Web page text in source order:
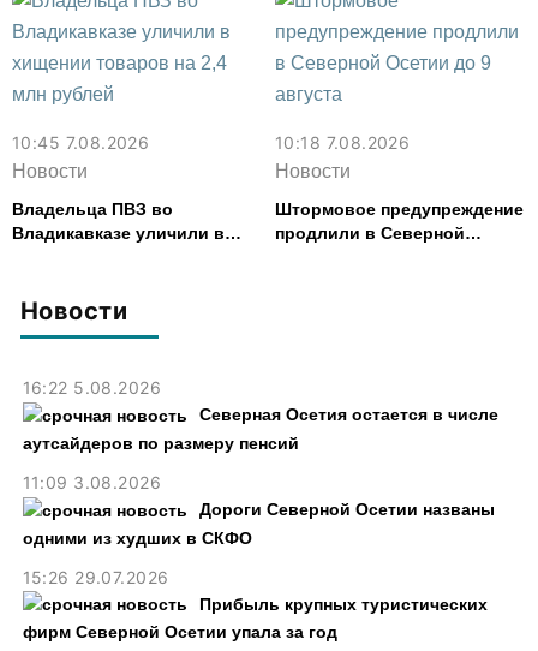
Новости
16:22 5.08.2026
Северная Осетия остается в числе
аутсайдеров по размеру пенсий
11:09 3.08.2026
Дороги Северной Осетии названы
одними из худших в СКФО
15:26 29.07.2026
Прибыль крупных туристических
фирм Северной Осетии упала за год
10:45 7.08.2026
Новости
Владельца ПВЗ во
Владикавказе уличили в
10:18 7.08.2026
Новости
Штормовое предупреждение
продлили в Северной